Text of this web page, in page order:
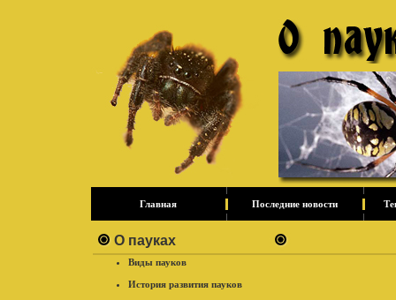
Главная Последние новости
О пауках
Виды пауков
История развития пауков